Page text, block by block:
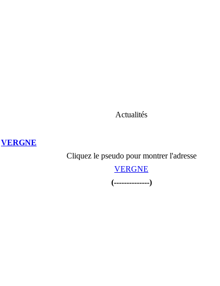
Actualités
VERGNE
Cliquez le pseudo pour montrer l'adresse
VERGNE
(--------------)